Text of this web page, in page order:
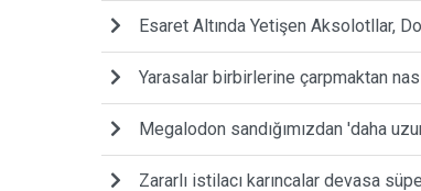
Esaret Altında Yetişen Aksolotllar,
Yarasalar birbirlerine çarpmaktan
Megalodon sandığımızdan 'daha
Zararlı istilacı karıncalar devasa